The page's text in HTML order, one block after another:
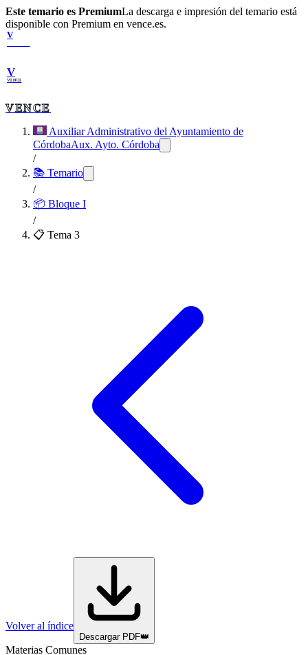
Este temario es PremiumLa descarga e impresión del temario está
disponible con Premium en vence.es.
V
V
VENCE
VENCE
Auxiliar Administrativo del Ayuntamiento de
CórdobaAux. Ayto. Córdoba
/
📚 Temario
/
📦 Bloque I
/
📋 Tema 3
Volver al índice
Descargar PDF👑
Materias Comunes